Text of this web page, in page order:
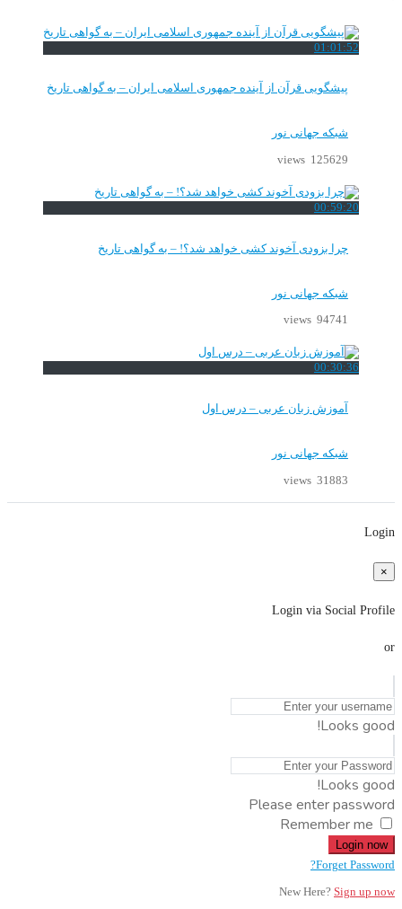
01:01:52
پیشگویی قرآن از آینده جمهوری اسلامی ایران – به گواهی تاریخ
شبکه جهانی نور
125629 views
00:59:20
چرا بزودی آخوند کشی خواهد شد؟! – به گواهی تاریخ
شبکه جهانی نور
94741 views
00:30:36
آموزش زبان عربی – درس اول
شبکه جهانی نور
31883 views
Login
×
Login via Social Profile
or
Looks good!
Looks good!
Please enter password
Remember me
Login now
Forget Password?
New Here? Sign up now